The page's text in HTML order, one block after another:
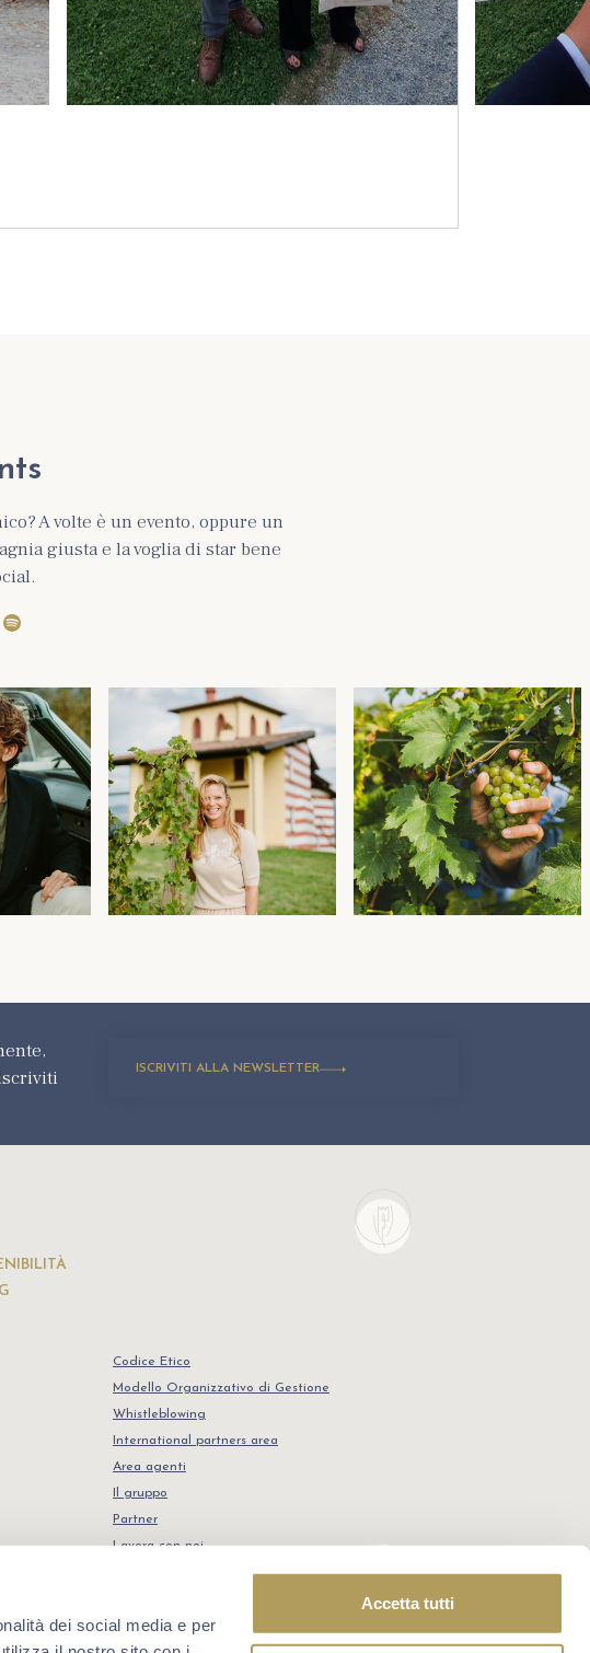
dei social media e per
Accetta tutti
A volte è un evento, oppure un
giusta e la voglia di star bene
ISCRIVITI ALLA NEWSLETTER
Codice Etico
Modello Organizzativo di Gestione
Whistleblowing
International partners area
Area agenti
Il gruppo
Partner
Lavora con noi